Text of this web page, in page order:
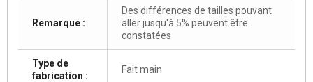
Remarque :
Des différences de tailles pouvant
aller jusqu'à 5% peuvent être
constatées
Type de
fabrication :
Fait main